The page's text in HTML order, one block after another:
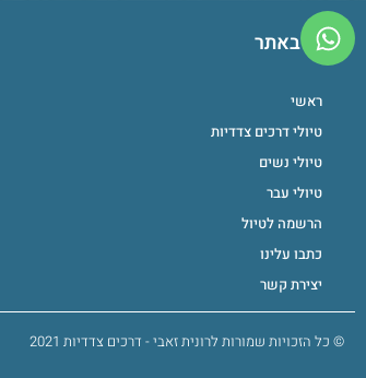
ניווט באתר
ראשי
טיולי דרכים צדדיות
טיולי נשים
טיולי עבר
הרשמה לטיול
כתבו עלינו
יצירת קשר
© כל הזכויות שמורות לרונית זאבי - דרכים צדדיות 2021